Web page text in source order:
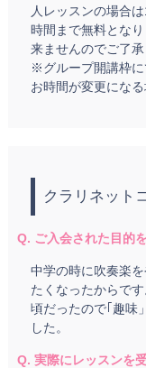
人レッスンの場合
時間まで無料とな
来ませんのでご了承
※グループ開講枠に
お時間が変更になる
クラリネット
Q. ご入会された目的
中学の時に吹奏楽
たくなったからで
頃だったので｢趣味
した。
Q. 実際にレッスンを